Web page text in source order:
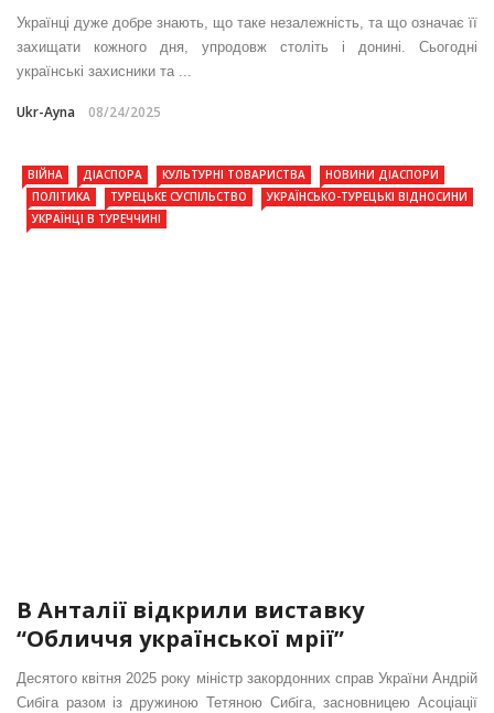
Українці дуже добре знають, що таке незалежність, та що означає її
захищати кожного дня, упродовж століть і донині. Сьогодні
українські захисники та ...
Ukr-Ayna 08/24/2025
ВІЙНА ДІАСПОРА КУЛЬТУРНІ ТОВАРИСТВА
НОВИНИ ДІАСПОРИ
ПОЛІТИКА
ТУРЕЦЬКЕ СУСПІЛЬСТВО
УКРАЇНСЬКО-ТУРЕЦЬКІ ВІДНОСИНИ
УКРАЇНЦІ В ТУРЕЧЧИНІ
В Анталії відкрили виставку
“Обличчя української мрії”
Десятого квітня 2025 року міністр закордонних справ України Андрій
Сибіга разом із дружиною Тетяною Сибіга, засновницею Асоціації